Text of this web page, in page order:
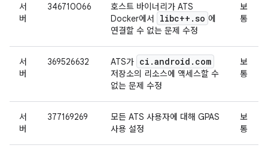
서
버
346710066
호스트 바이너리가 ATS
Docker에서
libc++ .so 에
연결할 수 없는 문제 수정
보
통
서
버
369526632 ATS가 ci .android . com
저장소의 리소스에 액세스할 수
없는 문제 수정
보
통
서
버
377169269
모든 ATS 사용자에 대해 GPAS
사용 설정
보
통